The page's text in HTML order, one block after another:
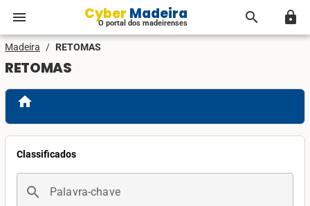
menu Cyber Madeira
O portal dos madeirenses search lock
Madeira / RETOMAS
RETOMAS
home
Classificados
search Palavra-chave